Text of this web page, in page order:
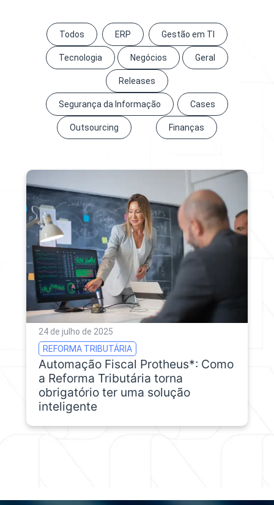
Todos ERP Gestão em TI
Tecnologia Negócios Geral
Releases
Segurança da Informação Cases
Outsourcing Finanças
24 de julho de 2025
REFORMA TRIBUTÁRIA
Automação Fiscal Protheus*: Como
a Reforma Tributária torna
obrigatório ter uma solução
inteligente